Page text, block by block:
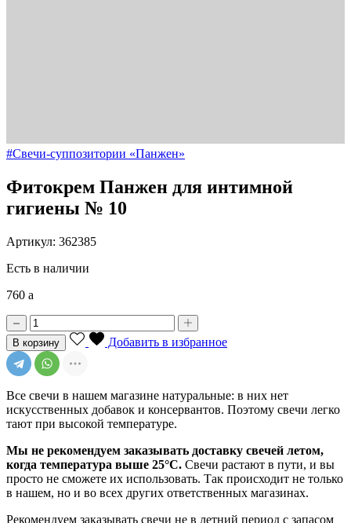
#Свечи-суппозитории «Панжен»
Фитокрем Панжен для интимной
гигиены № 10
Артикул: 362385
Есть в наличии
760 a
В корзину Добавить в избранное
Все свечи в нашем магазине натуральные: в них нет
искусственных добавок и консервантов. Поэтому свечи легко
тают при высокой температуре.
Мы не рекомендуем заказывать доставку свечей летом,
когда температура выше 25°C. Свечи растают в пути, и вы
просто не сможете их использовать. Так происходит не только
в нашем, но и во всех других ответственных магазинах.
Рекомендуем заказывать свечи не в летний период с запасом